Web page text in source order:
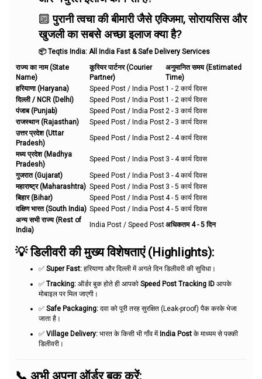
🔟पुरानी त्वचा की बीमारी जैसे एक्जिमा, सोरायसिस और
खुजली का सबसे अच्छा इलाज क्या है?
📦 Teqtis India: All India Fast & Safe Delivery Services
राज्य का नाम (State
Name)
कूरियर पार्टनर (Courier
Partner)
अनुमानित समय (Estimated
Time)
हरियाणा (Haryana)
Speed Post / India Post1 - 2 कार्य दिवस
दिल्ली / NCR (Delhi)
Speed Post / India Post1 - 2 कार्य दिवस
पंजाब (Punjab)
Speed Post / India Post 2 - 3 कार्य दिवस
राजस्थान (Rajasthan)
Speed Post / India Post 2 - 3 कार्य दिवस
उत्तर प्रदेश (Uttar
Pradesh)
Speed Post / India Post 2 - 4 कार्य दिवस
मध्य प्रदेश (Madhya
Pradesh)
Speed Post / India Post 3 - 4 कार्य दिवस
गुजरात (Gujarat)
Speed Post / India Post 3 - 4 कार्य दिवस
महाराष्ट्र (Maharashtra) Speed Post / India Post 3 - 5 कार्य दिवस
बिहार (Bihar)
Speed Post / India Post4 - 5 कार्य दिवस
दक्षिण भारत (South India) Speed Post / India Post4 - 5 कार्य दिवस
अन्य सभी राज्य (Rest of
India)
India Post / Speed Postअधिकतम 4 - 5 दिन
💡 डिलीवरी की मुख्य विशेषताएं (Highlights):
✅ Super Fast: हरियाणा और दिल्ली में अगले दिन डिलीवरी की सुविधा।
✅ Tracking: ऑर्डर बुक होते ही आपको Speed Post Tracking ID आपके
मोबाइल पर मिल जाएगी।
✅ Safe Packaging: दवा को पूरी तरह सुरक्षित (Leak-proof) पैक करके भेजा
जाता है।
✅ Village Delivery: भारत के किसी भी गाँव में India Post के माध्यम से पक्की
डिलीवरी।
📞 अभी अपना ऑर्डर बुक करें: